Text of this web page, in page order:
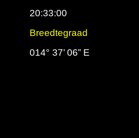
20:33:00
Breedtegraad
014° 37’ 06” E